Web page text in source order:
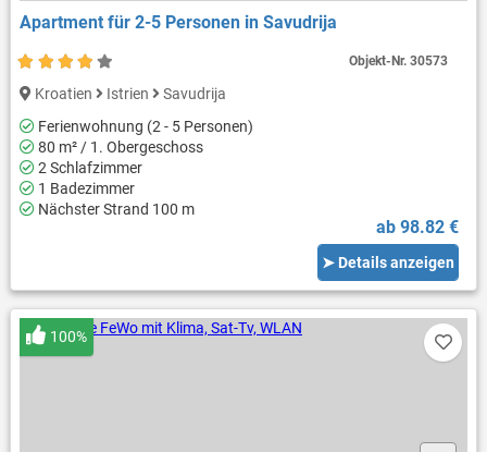
Apartment für 2-5 Personen in Savudrija
Kroatien Istrien
Savudrija
Ferienwohnung (2 - 5 Personen)
80 m² / 1. Obergeschoss
2 Schlafzimmer
1 Badezimmer
Nächster Strand 100 m
ab 98.82 €
➤ Details anzeigen
Objekt-Nr.30573
100%